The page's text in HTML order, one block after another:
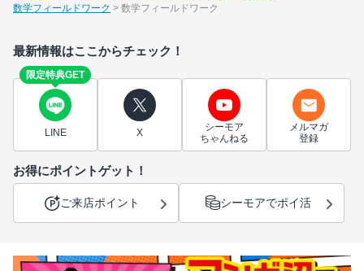
数学フィールドワーク
数学フィールドワーク
最新情報はここからチェック！
限定特典GET
LINE X
シーモア
ちゃんねる
メルマガ
登録
お得にポイントゲット！
ご来店ポイント シーモアでポイ活